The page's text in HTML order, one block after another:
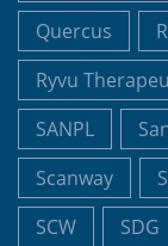
Quercus
Ryvu
SANPL
Scanway
SCW
SDG